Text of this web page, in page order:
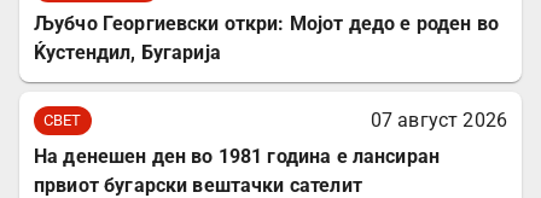
Љубчо Георгиевски откри: Мојот дедо е роден во
Ќустендил, Бугарија
СВЕТ
07 август 2026
На денешен ден во 1981 година е лансиран
првиот бугарски вештачки сателит